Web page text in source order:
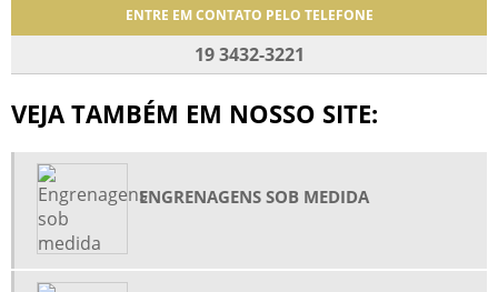
ENTRE EM CONTATO PELO TELEFONE
19 3432-3221
VEJA TAMBÉM EM NOSSO SITE:
ENGRENAGENS SOB MEDIDA